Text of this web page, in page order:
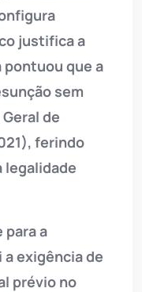
justifica a
que a
sem
de
ferindo
legalidade
a
exigência de
prévio no